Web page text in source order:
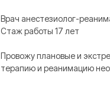
Врач анестезиолог-
Стаж работы 17 лет
Провожу плановые и
терапию и реанимацию